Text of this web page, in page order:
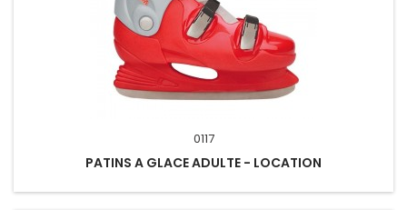
0117
PATINS A GLACE ADULTE - LOCATION